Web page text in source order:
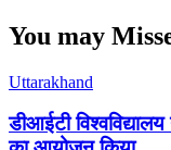
You may
Uttarakhand
डीआईटी